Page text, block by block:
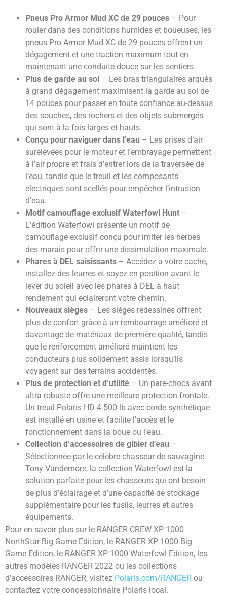
Pneus Pro Armor Mud XC de 29 pouces – Pour
rouler dans des conditions humides et boueuses, les
pneus Pro Armor Mud XC de 29 pouces offrent un
dégagement et une traction maximum tout en
maintenant une conduite douce sur les sentiers.
Plus de garde au sol – Les bras triangulaires arqués
à grand dégagement maximisent la garde au sol de
14 pouces pour passer en toute confiance au-dessus
des souches, des rochers et des objets submergés
qui sont à la fois larges et hauts.
Conçu pour naviguer dans l’eau – Les prises d’air
surélevées pour le moteur et l’embrayage permettent
à l’air propre et frais d’entrer lors de la traversée de
l’eau, tandis que le treuil et les composants
électriques sont scellés pour empêcher l’intrusion
d’eau.
Motif camouflage exclusif Waterfowl Hunt –
L’édition Waterfowl présente un motif de
camouflage exclusif conçu pour imiter les herbes
des marais pour offrir une dissimulation maximale.
Phares à DEL saisissants – Accédez à votre cache,
installez des leurres et soyez en position avant le
lever du soleil avec les phares à DEL à haut
rendement qui éclaireront votre chemin.
Nouveaux sièges – Les sièges redessinés offrent
plus de confort grâce à un rembourrage amélioré et
davantage de matériaux de première qualité, tandis
que le renforcement amélioré maintient les
conducteurs plus solidement assis lorsqu’ils
voyagent sur des terrains accidentés.
Plus de protection et d’utilité – Un pare-chocs avant
ultra robuste offre une meilleure protection frontale.
Un treuil Polaris HD 4 500 lb avec corde synthétique
est installé en usine et facilite l’accès et le
fonctionnement dans la boue ou l’eau.
Collection d’accessoires de gibier d’eau –
Sélectionnée par le célèbre chasseur de sauvagine
Tony Vandemore, la collection Waterfowl est la
solution parfaite pour les chasseurs qui ont besoin
de plus d’éclairage et d’une capacité de stockage
supplémentaire pour les fusils, leurres et autres
équipements.
Pour en savoir plus sur le RANGER CREW XP 1000
NorthStar Big Game Edition, le RANGER XP 1000 Big
Game Edition, le RANGER XP 1000 Waterfowl Edition, les
autres modèles RANGER 2022 ou les collections
d’accessoires RANGER, visitez Polaris.com/RANGER ou
contactez votre concessionnaire Polaris local.